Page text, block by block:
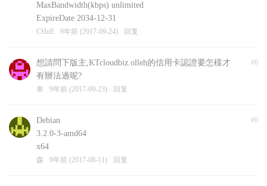
MaxBandwidth(kbps) unlimited
ExpireDate 2034-12-31
CHnE 9年前 (2017-09-24) 回复
#0
想請問下版主,KTcloudbiz.olleh的信用卡認證要怎樣才
有辦法過呢?
車 9年前 (2017-09-23) 回复
#0
Debian
3.2.0-3-amd64
x64
森 9年前 (2017-08-11) 回复